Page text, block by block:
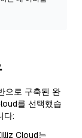
으로 구축된 완
를 선택했습
다:
Cloud는